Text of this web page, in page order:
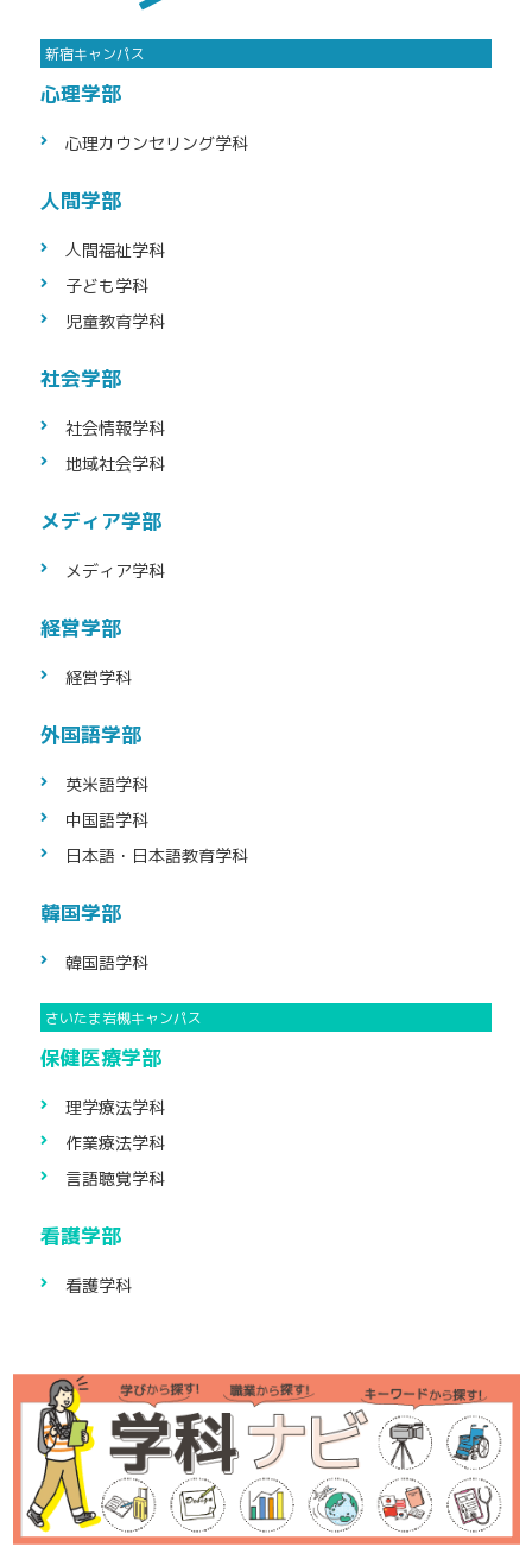
心理学部
心理カウンセリング学科
人間学部
人間福祉学科
子ども学科
児童教育学科
社会学部
社会情報学科
地域社会学科
メディア学部
メディア学科
経営学部
経営学科
外国語学部
英米語学科
中国語学科
日本語・日本語教育学科
韓国学部
韓国語学科
保健医療学部
理学療法学科
作業療法学科
言語聴覚学科
看護学部
看護学科